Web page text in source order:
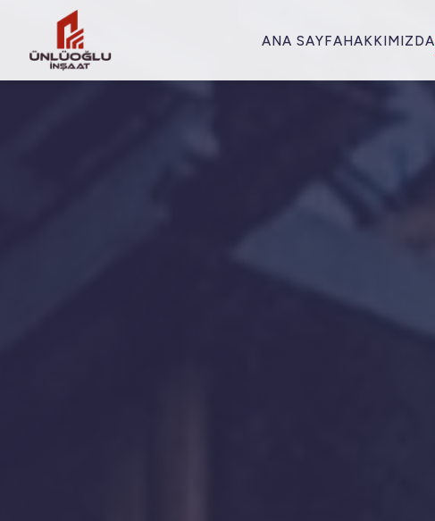
ANA SAYFAHAKKIMIZDA